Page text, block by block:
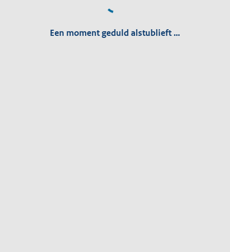
Een moment geduld alstublieft …